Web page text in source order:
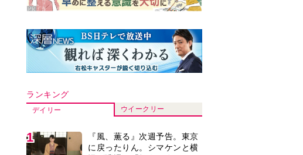
ランキング
デイリー ウイークリー
1
『風、薫る』次週予告。東京
に戻ったりん。シマケンと横